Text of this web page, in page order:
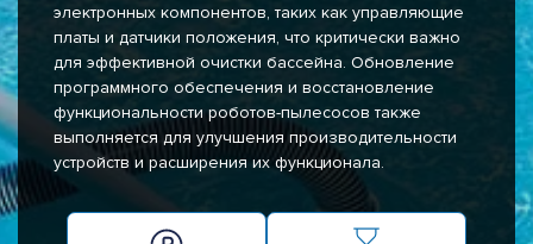
электронных компонентов, таких как управляющие
платы и датчики положения, что критически важно
для эффективной очистки бассейна. Обновление
программного обеспечения и восстановление
функциональности роботов-пылесосов также
выполняется для улучшения производительности
устройств и расширения их функционала.